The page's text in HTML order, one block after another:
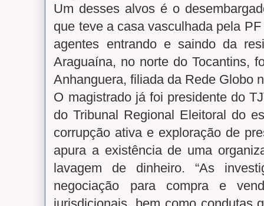
Um desses alvos é o
que teve a casa vasculhada pela
agentes entrando e saindo da
Araguaína, no norte do Tocantins,
Anhanguera, filiada da Rede Globo
O magistrado já foi presidente do
do Tribunal Regional Eleitoral do
corrupção ativa e exploração de
apura a existência de uma
lavagem de dinheiro. “As
negociação para compra e